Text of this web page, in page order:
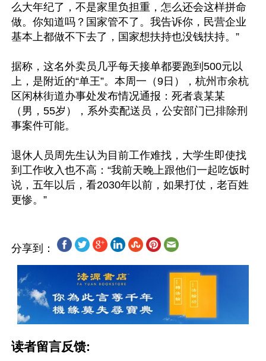
么大年纪了，不是家里负担重，怎么还会这样拼命
做。你知道吗？国家管不了。我告诉你，民营企业
基本上都做不下去了，国家想扶持也没钱扶持。”
据称，这名外卖员几乎每天接单都要跑到500元以
上，是附近的“单王”。本周一（9日），杭州市余杭
区闲林街道办事处发布情况通报：死者袁某某
（男，55岁），系外卖配送员，公安部门已排除刑
事案件可能。
退休人员周先生认为目前工作难找，大学生即使找
到工作收入也不高：“我前天晚上跟他们一起吃饭时
说，五年以后，看2030年以前，如果打仗，老百姓
分享到：
读者留言反馈: